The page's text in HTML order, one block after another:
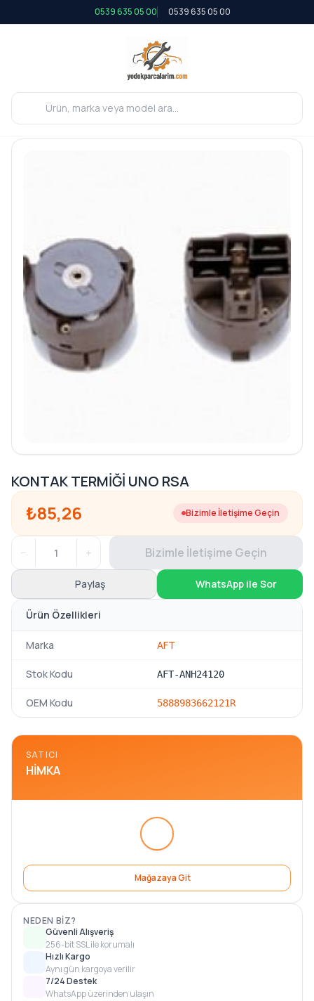
0539 635 05 00 0539 635 05 00
KONTAK TERMİĞİ UNO RSA
₺85,26 Bizimle İletişime Geçin
− + Bizimle İletişime Geçin
Paylaş WhatsApp ile Sor
Ürün Özellikleri
Marka AFT
Stok Kodu AFT-ANH24120
OEM Kodu 5888983662121R
SATICI
HIMKA
Mağazaya Git
NEDEN BIZ?
Güvenli Alışveriş
256-bit SSL ile korumalı
Hızlı Kargo
Aynı gün kargoya verilir
7/24 Destek
WhatsApp üzerinden ulaşın